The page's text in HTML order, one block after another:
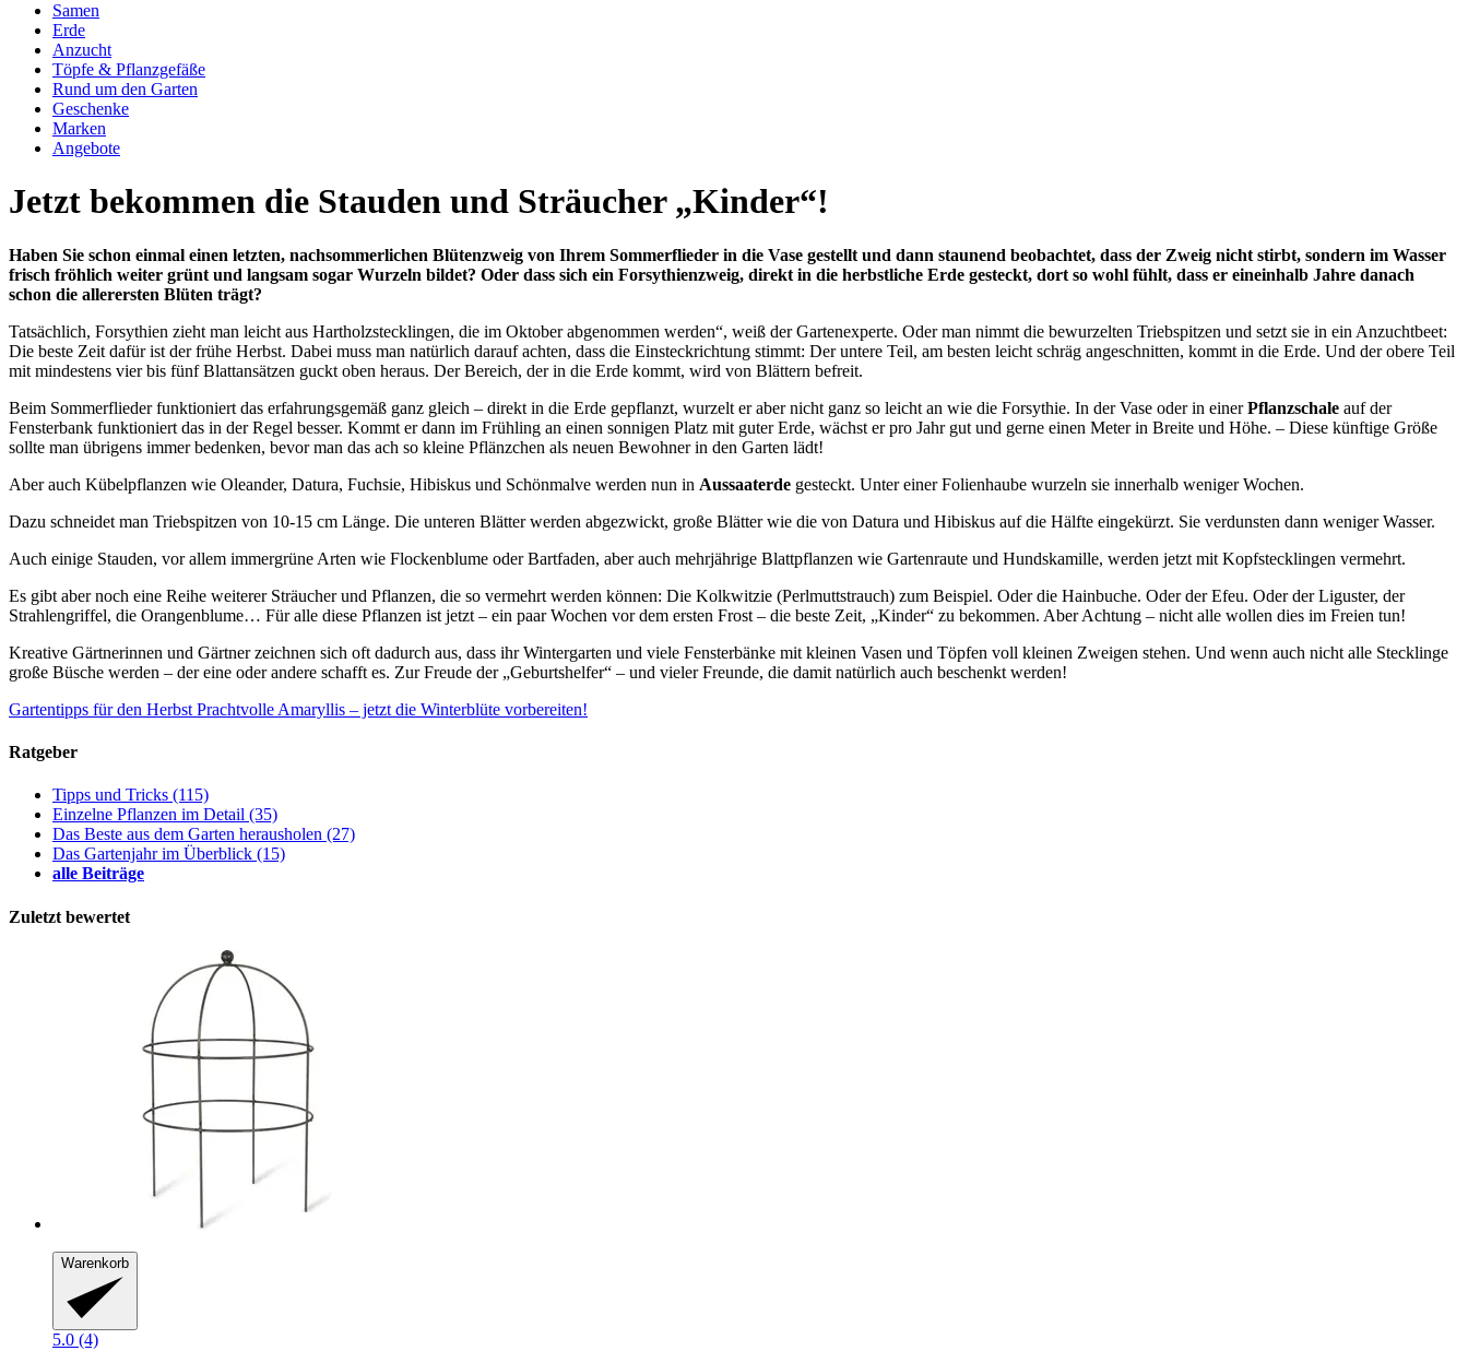
Samen
Erde
Anzucht
Töpfe & Pflanzgefäße
Rund um den Garten
Geschenke
Marken
Angebote
Jetzt bekommen die Stauden und Sträucher „Kinder“!
Haben Sie schon einmal einen letzten, nachsommerlichen Blütenzweig von Ihrem Sommerflieder in die Vase gestellt und dann staunend beobachtet, dass der Zweig nicht stirbt, sondern im Wasser
frisch fröhlich weiter grünt und langsam sogar Wurzeln bildet? Oder dass sich ein Forsythienzweig, direkt in die herbstliche Erde gesteckt, dort so wohl fühlt, dass er eineinhalb Jahre danach
schon die allerersten Blüten trägt?
Tatsächlich, Forsythien zieht man leicht aus Hartholzstecklingen, die im Oktober abgenommen werden“, weiß der Gartenexperte. Oder man nimmt die bewurzelten Triebspitzen und setzt sie in ein Anzuchtbeet:
Die beste Zeit dafür ist der frühe Herbst. Dabei muss man natürlich darauf achten, dass die Einsteckrichtung stimmt: Der untere Teil, am besten leicht schräg angeschnitten, kommt in die Erde. Und der obere Teil
mit mindestens vier bis fünf Blattansätzen guckt oben heraus. Der Bereich, der in die Erde kommt, wird von Blättern befreit.
Beim Sommerflieder funktioniert das erfahrungsgemäß ganz gleich – direkt in die Erde gepflanzt, wurzelt er aber nicht ganz so leicht an wie die Forsythie. In der Vase oder in einerPflanzschale auf der
Fensterbank funktioniert das in der Regel besser. Kommt er dann im Frühling an einen sonnigen Platz mit guter Erde, wächst er pro Jahr gut und gerne einen Meter in Breite und Höhe. – Diese künftige Größe
sollte man übrigens immer bedenken, bevor man das ach so kleine Pflänzchen als neuen Bewohner in den Garten lädt!
Aber auch Kübelpflanzen wie Oleander, Datura, Fuchsie, Hibiskus und Schönmalve werden nun in Aussaaterde gesteckt. Unter einer Folienhaube wurzeln sie innerhalb weniger Wochen.
Dazu schneidet man Triebspitzen von 10-15 cm Länge. Die unteren Blätter werden abgezwickt, große Blätter wie die von Datura und Hibiskus auf die Hälfte eingekürzt. Sie verdunsten dann weniger Wasser.
Auch einige Stauden, vor allem immergrüne Arten wie Flockenblume oder Bartfaden, aber auch mehrjährige Blattpflanzen wie Gartenraute und Hundskamille, werden jetzt mit Kopfstecklingen vermehrt.
Es gibt aber noch eine Reihe weiterer Sträucher und Pflanzen, die so vermehrt werden können: Die Kolkwitzie (Perlmuttstrauch) zum Beispiel. Oder die Hainbuche. Oder der Efeu. Oder der Liguster, der
Strahlengriffel, die Orangenblume… Für alle diese Pflanzen ist jetzt – ein paar Wochen vor dem ersten Frost – die beste Zeit, „Kinder“ zu bekommen. Aber Achtung – nicht alle wollen dies im Freien tun!
Kreative Gärtnerinnen und Gärtner zeichnen sich oft dadurch aus, dass ihr Wintergarten und viele Fensterbänke mit kleinen Vasen und Töpfen voll kleinen Zweigen stehen. Und wenn auch nicht alle Stecklinge
große Büsche werden – der eine oder andere schafft es. Zur Freude der „Geburtshelfer“ – und vieler Freunde, die damit natürlich auch beschenkt werden!
Gartentipps für den Herbst Prachtvolle Amaryllis – jetzt die Winterblüte vorbereiten!
Ratgeber
Tipps und Tricks (115)
Einzelne Pflanzen im Detail (35)
Das Beste aus dem Garten herausholen (27)
Das Gartenjahr im Überblick (15)
alle Beiträge
Zuletzt bewertet
Warenkorb
5.0 (4)